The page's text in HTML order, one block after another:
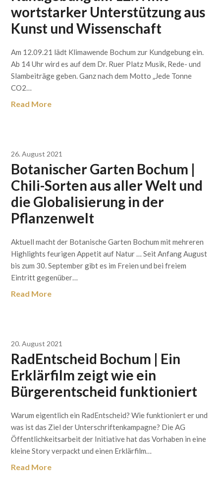
wortstarker Unterstützung aus
Kunst und Wissenschaft
Am 12.09.21 lädt Klimawende Bochum zur Kundgebung ein.
Ab 14 Uhr wird es auf dem Dr. Ruer Platz Musik, Rede- und
Slambeiträge geben. Ganz nach dem Motto „Jede Tonne
CO2…
Read More
26. August 2021
Botanischer Garten Bochum |
Chili-Sorten aus aller Welt und
die Globalisierung in der
Pflanzenwelt
Aktuell macht der Botanische Garten Bochum mit mehreren
Highlights feurigen Appetit auf Natur … Seit Anfang August
bis zum 30. September gibt es im Freien und bei freiem
Eintritt gegenüber…
Read More
20. August 2021
RadEntscheid Bochum | Ein
Erklärfilm zeigt wie ein
Bürgerentscheid funktioniert
Warum eigentlich ein RadEntscheid? Wie funktioniert er und
was ist das Ziel der Unterschriftenkampagne? Die AG
Öffentlichkeitsarbeit der Initiative hat das Vorhaben in eine
kleine Story verpackt und einen Erklärfilm…
Read More